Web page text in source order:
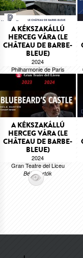
A KÉKSZAKÁLLÚ
HERCEG VÁRA (LE
CHÂTEAU DE BARBE-
BLEUE)
2024
Philharmonie de Paris
Béla Bartók
A KÉKSZAKÁLLÚ
HERCEG VÁRA (LE
CHÂTEAU DE BARBE-
BLEUE)
2024
Gran Teatre del Liceu
Béla Bartók